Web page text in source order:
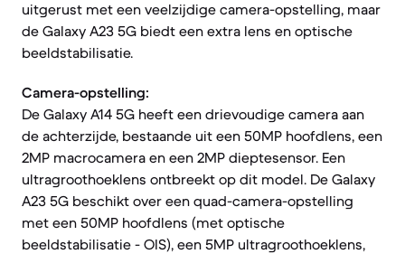
uitgerust met een veelzijdige camera-opstelling, maar
de Galaxy A23 5G biedt een extra lens en optische
beeldstabilisatie.
Camera-opstelling:
De Galaxy A14 5G heeft een drievoudige camera aan
de achterzijde, bestaande uit een 50MP hoofdlens, een
2MP macrocamera en een 2MP dieptesensor. Een
ultragroothoeklens ontbreekt op dit model. De Galaxy
A23 5G beschikt over een quad-camera-opstelling
met een 50MP hoofdlens (met optische
beeldstabilisatie - OIS), een 5MP ultragroothoeklens,